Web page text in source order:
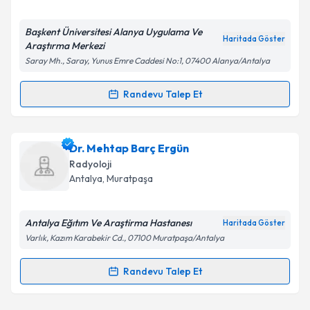
E-posta Adresiniz
Kişisel verilerimin işlenmesine ilişkin
Metni'ni okudum ve kişisel verilerimin belirtilen
Takvim Talebini Gönder
Başkent Üniversitesi Alanya Uygulama Ve
Araştırma Merkezi
Haritada Göster
Saray Mh., Saray, Yunus Emre Caddesi No:1, 07400 Alanya/Antalya
Randevu Talep Et
Randevu Takvimi Talebi
Ass. Dr. Ebru Toruniçin randevu takvimi talebi
oluşturun. Size bu uzmandan randevu almanız için bir
takvim hazırlandığında e-posta ile bilgilendireceğiz.
Kişisel verilerimin işlenmesine ilişkin
Metni'ni okudum ve kişisel verilerimin belirtilen
Dr. Mehtap Barç Ergün
Radyoloji
Antalya, Muratpaşa
Antalya Eğıtım Ve Araştirma Hastanesı Haritada Göster
Varlık, Kazım Karabekir Cd., 07100 Muratpaşa/Antalya
Randevu Talep Et
Randevu Takvimi Talebi